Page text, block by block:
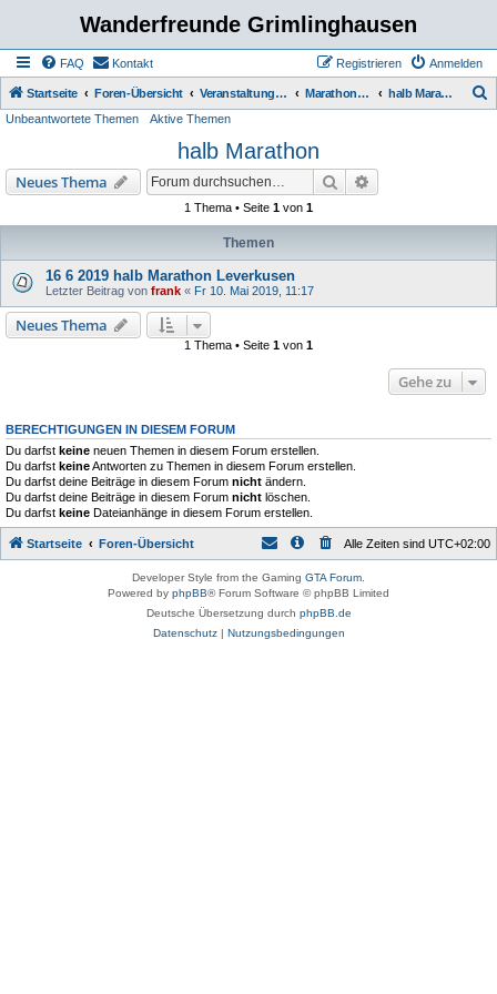
Wanderfreunde Grimlinghausen
FAQ Kontakt Anmelden
Registrieren
Startseite Foren-Übersicht Veranstaltungen / Wanderungen Marathon / halb Marathon halb Marathon
Unbeantwortete Themen Aktive Themen
halb Marathon
Neues Thema Suche
1 Thema • Seite 1 von 1
Themen
16 6 2019 halb Marathon Leverkusen
Letzter Beitrag von frank « Fr 10. Mai 2019, 11:17
Neues Thema
1 Thema • Seite 1 von 1
Gehe zu
BERECHTIGUNGEN IN DIESEM FORUM
Du darfst keine neuen Themen in diesem Forum erstellen.
Du darfst keineAntworten zu Themen in diesem Forum erstellen.
Du darfst deine Beiträge in diesem Forum nicht ändern.
Du darfst deine Beiträge in diesem Forum nicht löschen.
Du darfst keine Dateianhänge in diesem Forum erstellen.
Startseite Foren-Übersicht Alle Zeiten sind UTC+02:00
Developer Style from the Gaming GTA Forum
Powered by phpBB® Forum Software © phpBB Limited
Deutsche Übersetzung durch phpBB.de
Datenschutz| Nutzungsbedingungen